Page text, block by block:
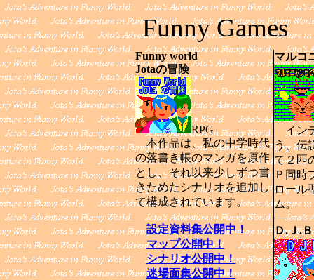
Funny Games
Funny world
Jotaの冒険
RPG
本作品は、私の中学時代
の落書き帳のマンガを原作
とし、それ以来少しずつ書
きためたシナリオを追加し
て構成されています。
設定資料集公開中！
マップ公開中！
シナリオ公開中！
迷場面集公開中！
マルコ
イン
う、伝
て２匹
Ｐ同時
ロール
ム。
Ｄ.Ｊ.Ｂ